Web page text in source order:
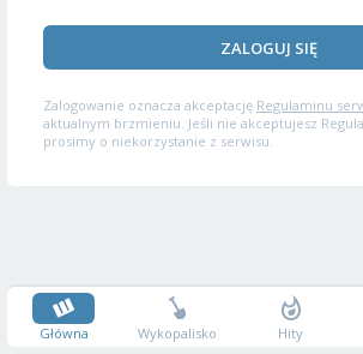
ZALOGUJ SIĘ
Zalogowanie oznacza akceptację Regulaminu
aktualnym brzmieniu. Jeśli nie akceptujesz
prosimy o niekorzystanie z serwisu.
Główna Wykopalisko Hity